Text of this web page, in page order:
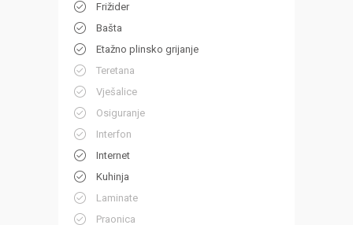
Frižider
Bašta
Etažno plinsko grijanje
Teretana
Vješalice
Osiguranje
Interfon
Internet
Kuhinja
Laminate
Praonica